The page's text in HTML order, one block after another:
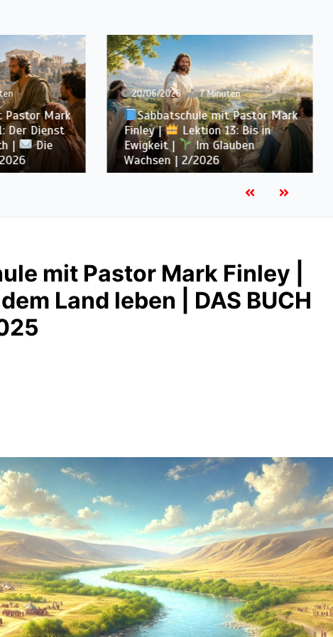
20/06/2026 7 Minuten
Sabbatschule mit Pastor Mark
Finley |
Lektion 13: Bis in
Ewigkeit |
Im Glauben
Wachsen | 2/2026
13/06/
Finley
Gott |
mit Pastor Mark Finley |
Land leben | DAS BUCH